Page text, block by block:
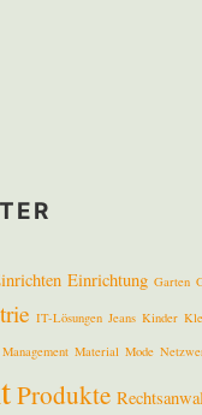
Einrichtung Garten
IT-Lösungen Jeans Kinder
Management Material Mode
Produkte